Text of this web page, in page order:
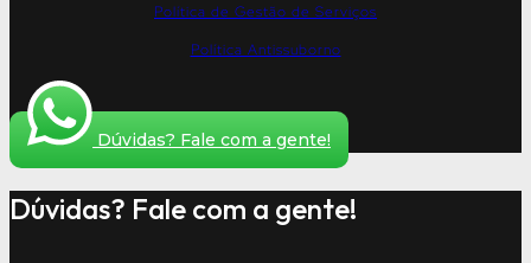
Política de Gestão de Serviços
Política Antissuborno
Dúvidas? Fale com a gente!
Dúvidas? Fale com a gente!